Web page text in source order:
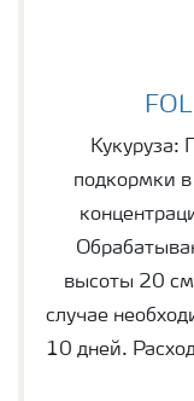
Кукуруза:
подкормки
высоты 20
случае
10 дней.